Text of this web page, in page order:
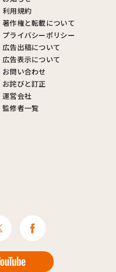
利用規約
著作権と転載について
プライバシーポリシー
広告出稿について
広告表示について
お問い合わせ
お詫びと訂正
運営会社
監修者一覧